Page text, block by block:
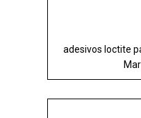
adesivos loctite